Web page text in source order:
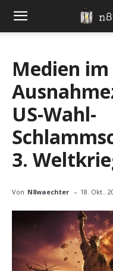
Medien im
US-Wahl-
3.
Von N8waechter - 18. Okt..